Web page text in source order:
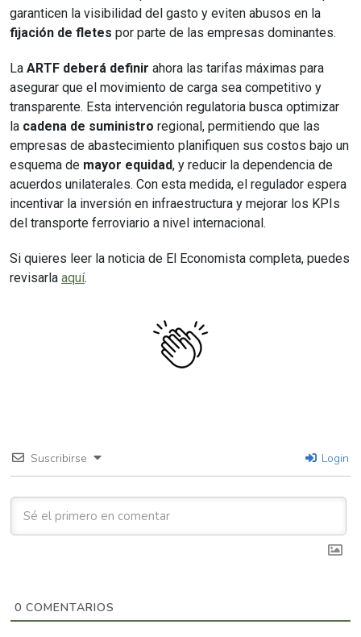
garanticen la visibilidad del gasto y eviten abusos en la
fijación de fletes por parte de las empresas dominantes.
La ARTF deberá definir ahora las tarifas máximas para
asegurar que el movimiento de carga sea competitivo y
transparente. Esta intervención regulatoria busca optimizar
la cadena de suministro regional, permitiendo que las
empresas de abastecimiento planifiquen sus costos bajo un
esquema de mayor equidad, y reducir la dependencia de
acuerdos unilaterales. Con esta medida, el regulador espera
incentivar la inversión en infraestructura y mejorar los KPIs
del transporte ferroviario a nivel internacional.
Si quieres leer la noticia de El Economista completa, puedes
revisarla aquí.
Suscribirse Login
0 COMENTARIOS